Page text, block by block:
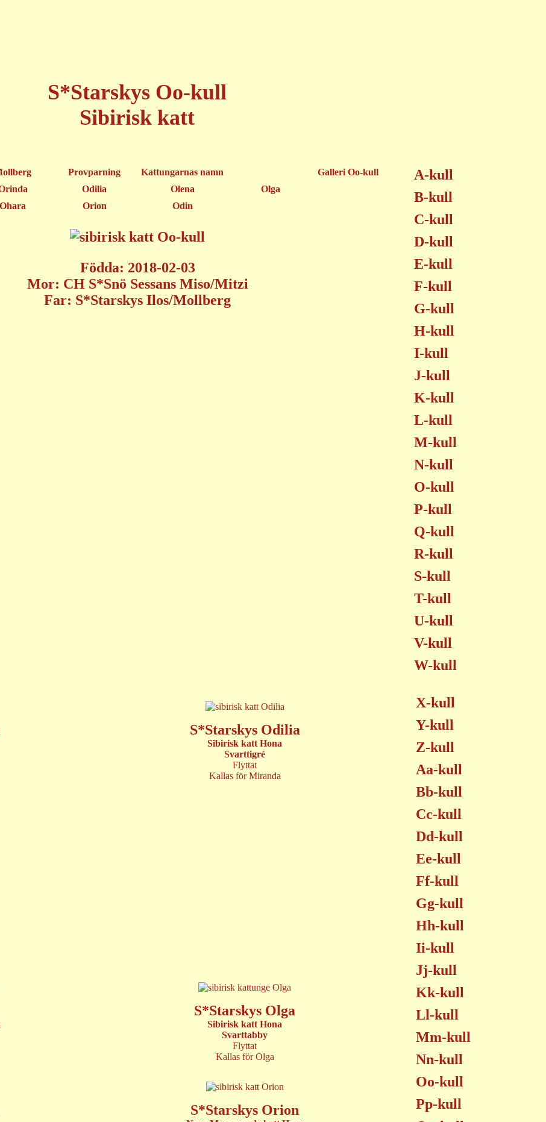
S*Starskys Oo-kull
Sibirisk katt
Provparning Kattungarnas namn
Galleri Oo-kull
Odilia Olena
Olga
Ohara
Orion Odin
Födda: 2018-02-03
Mor: CH S*Snö Sessans Miso/Mitzi
Far: S*Starskys Ilos/Mollberg
A-kull
B-kull
C-kull
D-kull
E-kull
F-kull
G-kull
H-kull
I-kull
J-kull
K-kull
L-kull
M-kull
N-kull
O-kull
P-kull
Q-kull
R-kull
S-kull
T-kull
U-kull
V-kull
W-kull
S*Starskys Odilia
Sibirisk katt Hona
Svarttigré
Flyttat
Kallas för Miranda
S*Starskys Olga
Sibirisk katt Hona
Svarttabby
Flyttat
Kallas för Olga
S*Starskys Orion
X-kull
Y-kull
Z-kull
Aa-kull
Bb-kull
Cc-kull
Dd-kull
Ee-kull
Ff-kull
Gg-kull
Hh-kull
Ii-kull
Jj-kull
Kk-kull
Ll-kull
Mm-kull
Nn-kull
Oo-kull
Pp-kull